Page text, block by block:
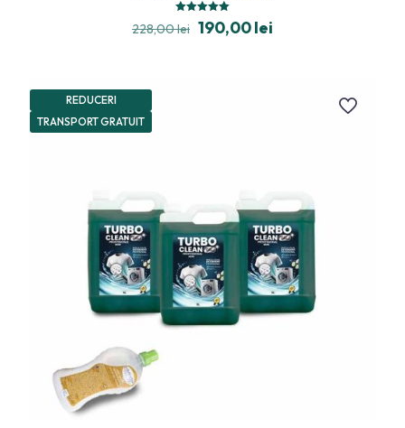
Evaluat la
5.00
228,00lei 190,00lei
REDUCERI
TRANSPORT GRATUIT